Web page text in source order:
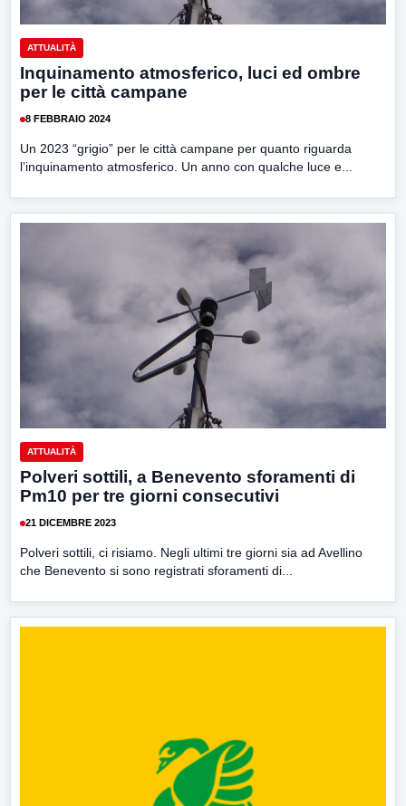
ATTUALITÀ
Inquinamento atmosferico, luci ed ombre
per le città campane
8 FEBBRAIO 2024
Un 2023 “grigio” per le città campane per quanto riguarda
l’inquinamento atmosferico. Un anno con qualche luce e...
ATTUALITÀ
Polveri sottili, a Benevento sforamenti di
Pm10 per tre giorni consecutivi
21 DICEMBRE 2023
Polveri sottili, ci risiamo. Negli ultimi tre giorni sia ad Avellino
che Benevento si sono registrati sforamenti di...